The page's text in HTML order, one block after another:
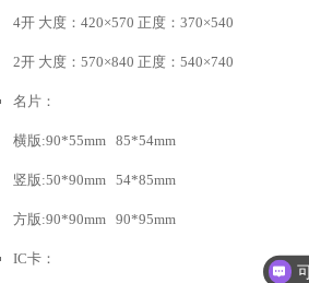
4开 大度：420×570 正度：370×540
2开 大度：570×840 正度：540×740
名片：
横版:90*55mm 85*54mm
竖版:50*90mm 54*85mm
方版:90*90mm 90*95mm
IC卡：